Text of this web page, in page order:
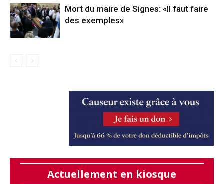
Mort du maire de Signes: «Il faut faire
des exemples»
Actuellement en kiosque